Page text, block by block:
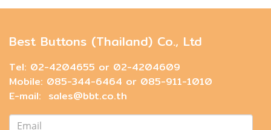
Best Buttons (Thailand) Co., Ltd
Tel: 02-4204655 or 02-4204609
Mobile: 085-344-6464 or 085-911-1010
E-mail: sales@bbt.co.th